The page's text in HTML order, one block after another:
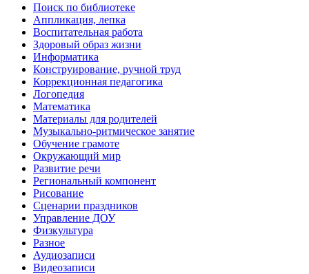
Поиск по библиотеке
Аппликация, лепка
Воспитательная работа
Здоровый образ жизни
Информатика
Конструирование, ручной труд
Коррекционная педагогика
Логопедия
Математика
Материалы для родителей
Музыкально-ритмическое занятие
Обучение грамоте
Окружающий мир
Развитие речи
Региональный компонент
Рисование
Сценарии праздников
Управление ДОУ
Физкультура
Разное
Аудиозаписи
Видеозаписи